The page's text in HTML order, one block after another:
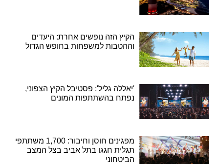
הקיץ הזה נופשים אחרת: היעדים
וההטבות למשפחות בחופש הגדול
'יאללה גליל': פסטיבל הקיץ הצפוני,
נפתח בהשתתפות המונים
מפגינים חוסן וחיבור: 1,700 משתתפי
תגלית חגגו בתל אביב בצל המצב
הביטחוני